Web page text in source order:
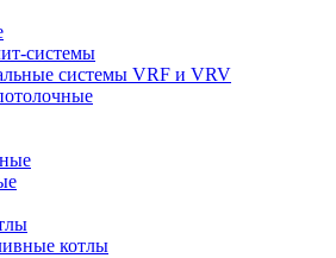
системы
системы VRF и VRV
котлы